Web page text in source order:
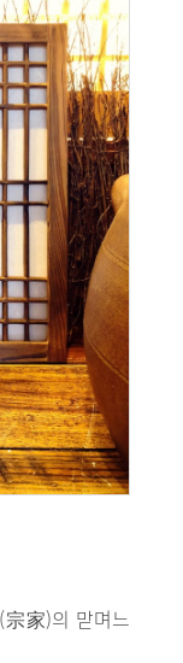
宗家)의 맏며느